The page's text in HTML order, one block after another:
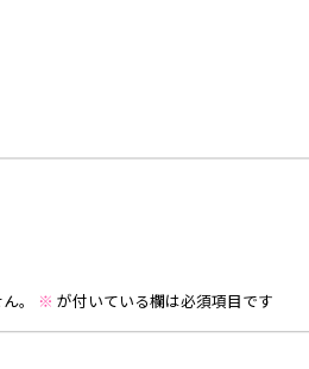
。 ※ が付いている欄は必須項目です